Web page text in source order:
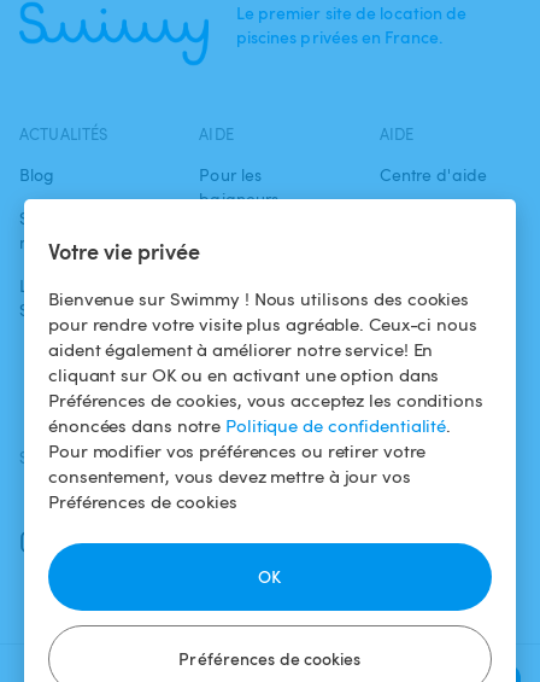
Votre vie privée
Bienvenue sur Swimmy ! Nous utilisons des cookies
pour rendre votre visite plus agréable. Ceux-ci nous
aident également à améliorer notre service! En
cliquant sur OK ou en activant une option dans
Préférences de cookies, vous acceptez les conditions
énoncées dans notre Politique de confidentialité.
Pour modifier vos préférences ou retirer votre
consentement, vous devez mettre à jour vos
Préférences de cookies
Préférences de cookies
OK
Le premier site de location de
piscines privées en France.
ACTUALITÉS
Blog
Swimmy dans les
médias
L'aventure
Swimmy
AIDE
Pour les
baigneurs
Louer ma piscine
Comment ça
marche ?
AIDE
Centre d'aide
confidentialité
Mentions légales
SUIVEZ-NOUS
Facebook
Instagram
TÉLÉCHARGEZ L'APP